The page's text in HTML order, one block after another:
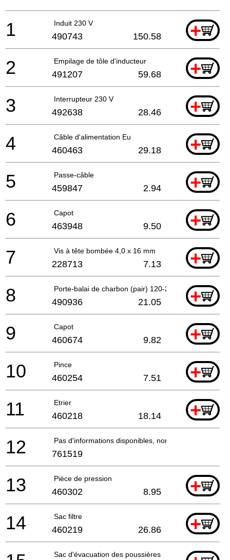
Induit 230 V +
1 490743 150.58
Empilage de tôle d'inducteur +
2 491207 59.68
Interrupteur 230 V +
3 492638 28.46
Câble d'alimentation Eu +
4 460463 29.18
Passe-câble +
5 459847 2.94
Capot +
6 463948 9.50
Vis à tête bombée 4,0 x 16 mm +
7 228713 7.13
Porte-balai de charbon (pair) 120-230v +
8 490936 21.05
Capot +
9 460674 9.82
Pince +
10 460254 7.51
Etrier +
11 460218 18.14
Pas d'informations disponibles, non commandable
12 761519
Pièce de pression +
13 460302 8.95
Sac filtre +
14 460219 26.86
Sac d'évacuation des poussières